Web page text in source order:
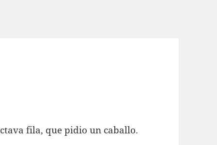
fila, que pidio un caballo.